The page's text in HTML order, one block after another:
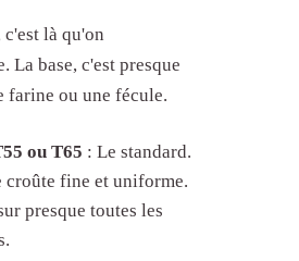
c'est là qu'on
La base, c'est presque
farine ou une fécule.
ou T65 : Le standard.
croûte fine et uniforme.
presque toutes les